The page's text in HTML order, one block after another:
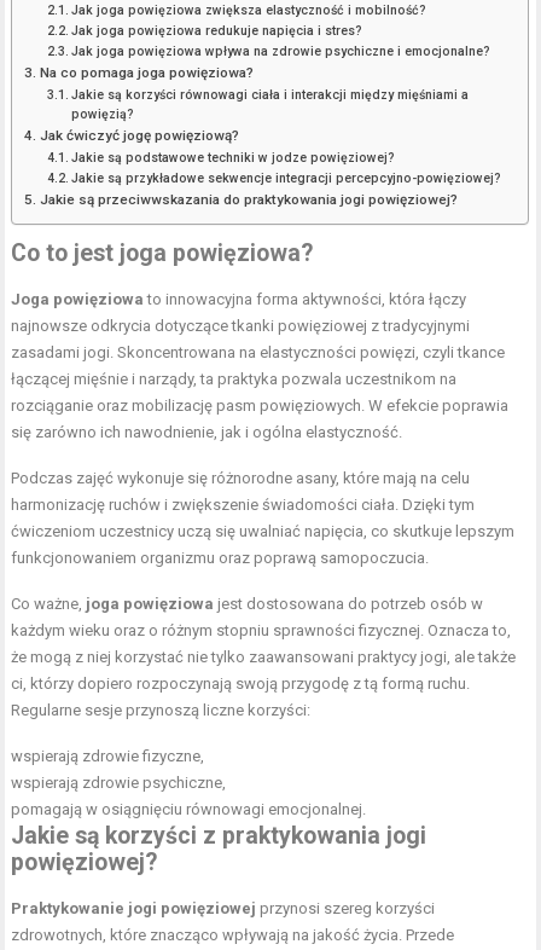
Jak joga powięziowa zwiększa elastyczność i mobilność?
Jak joga powięziowa redukuje napięcia i stres?
Jak joga powięziowa wpływa na zdrowie psychiczne i emocjonalne?
Na co pomaga joga powięziowa?
Jakie są korzyści równowagi ciała i interakcji między mięśniami a
powięzią?
Jak ćwiczyć jogę powięziową?
Jakie są podstawowe techniki w jodze powięziowej?
Jakie są przykładowe sekwencje integracji percepcyjno-powięziowej?
Jakie są przeciwwskazania do praktykowania jogi powięziowej?
Co to jest joga powięziowa?
Joga powięziowa to innowacyjna forma aktywności, która łączy
najnowsze odkrycia dotyczące tkanki powięziowej z tradycyjnymi
zasadami jogi. Skoncentrowana na elastyczności powięzi, czyli tkance
łączącej mięśnie i narządy, ta praktyka pozwala uczestnikom na
rozciąganie oraz mobilizację pasm powięziowych. W efekcie poprawia
się zarówno ich nawodnienie, jak i ogólna elastyczność.
Podczas zajęć wykonuje się różnorodne asany, które mają na celu
harmonizację ruchów i zwiększenie świadomości ciała. Dzięki tym
ćwiczeniom uczestnicy uczą się uwalniać napięcia, co skutkuje lepszym
funkcjonowaniem organizmu oraz poprawą samopoczucia.
Co ważne, joga powięziowa jest dostosowana do potrzeb osób w
każdym wieku oraz o różnym stopniu sprawności fizycznej. Oznacza to,
że mogą z niej korzystać nie tylko zaawansowani praktycy jogi, ale także
ci, którzy dopiero rozpoczynają swoją przygodę z tą formą ruchu.
Regularne sesje przynoszą liczne korzyści:
wspierają zdrowie fizyczne,
wspierają zdrowie psychiczne,
pomagają w osiągnięciu równowagi emocjonalnej.
Jakie są korzyści z praktykowania jogi
powięziowej?
Praktykowanie jogi powięziowej przynosi szereg korzyści
zdrowotnych, które znacząco wpływają na jakość życia. Przede